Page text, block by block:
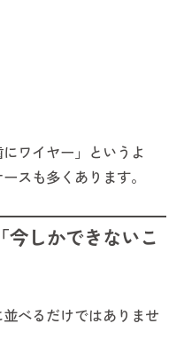
ワイヤー」というよ
スも多くあります。
しかできないこ
べるだけではありませ